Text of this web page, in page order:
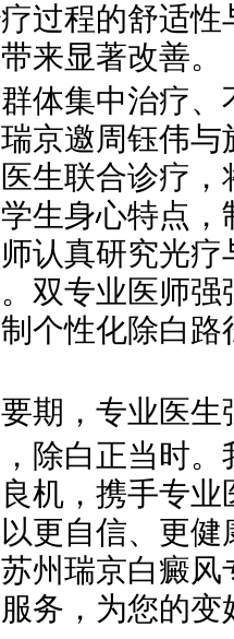
过程的舒适
来显著改善。
集中治疗、
京邀周钰伟与
生联合诊疗
生身心特点
认真研究光
双专业医师
个性化除白
，专业医生
白正当时。
机，携手专
更自信、更
州瑞京白癜
务，为您的